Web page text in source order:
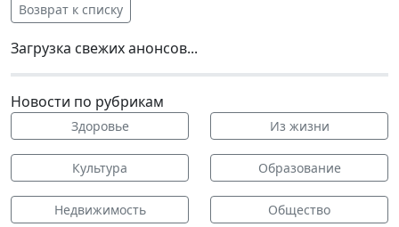
Возврат к списку
Загрузка свежих анонсов...
Новости по рубрикам
Здоровье Из жизни
Культура Образование
Недвижимость Общество